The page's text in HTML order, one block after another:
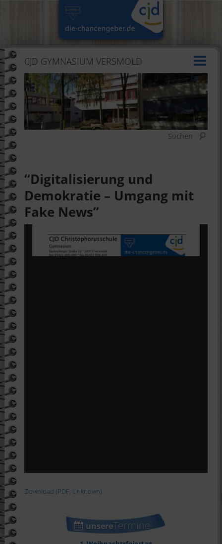
CJD GYMNASIUM VERSMOLD
“Digitalisierung und
Demokratie – Umgang mit
Fake News”
Download (PDF, Unknown)
unsereTermine